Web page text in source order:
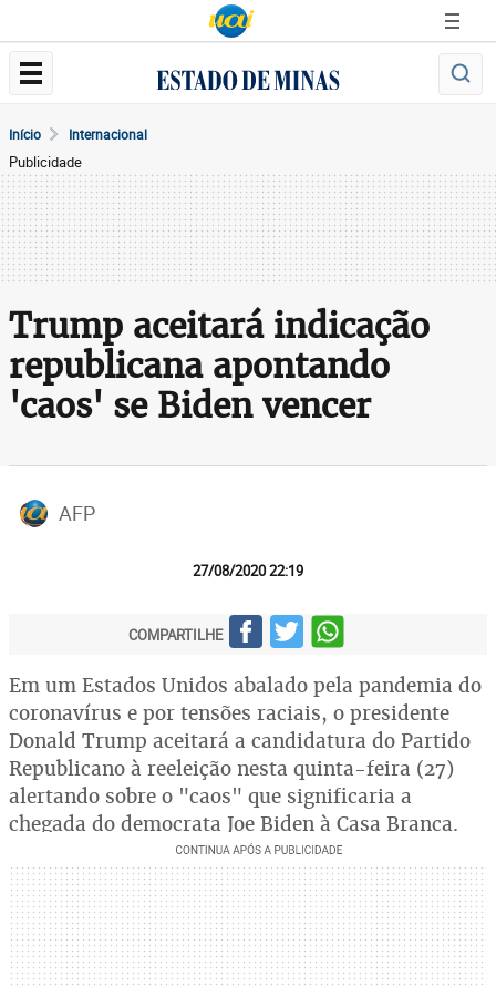
Início Internacional
Publicidade
Trump aceitará indicação
republicana apontando
'caos' se Biden vencer
AFP
27/08/2020 22:19
COMPARTILHE
Em um Estados Unidos abalado pela pandemia do
coronavírus e por tensões raciais, o presidente
Donald Trump aceitará a candidatura do Partido
Republicano à reeleição nesta quinta-feira (27)
alertando sobre o "caos" que significaria a
chegada do democrata Joe Biden à Casa Branca.